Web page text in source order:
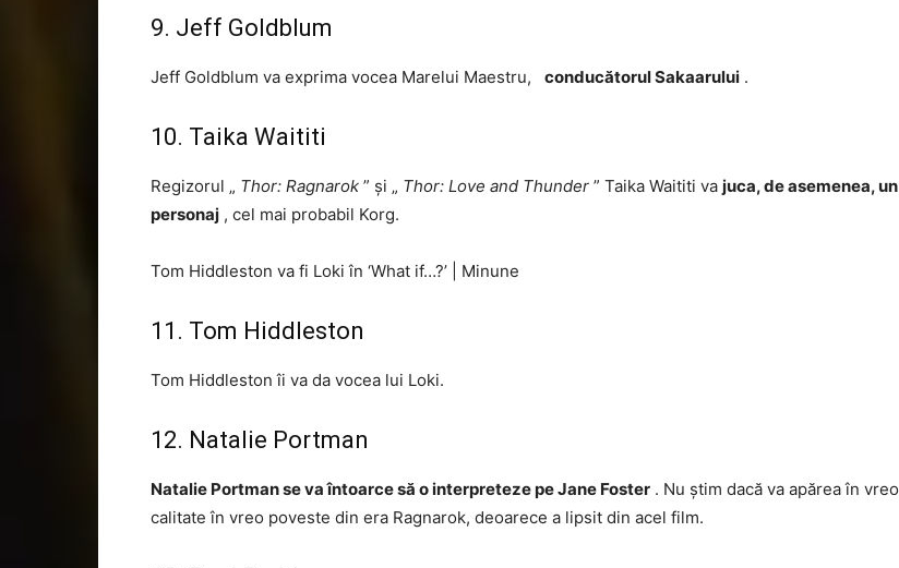
9. Jeff Goldblum
Jeff Goldblum va exprima vocea Marelui Maestru, conducătorul Sakaarului .
10. Taika Waititi
Regizorul „ Thor: Ragnarok ” și „ Thor: Love and Thunder ” Taika Waititi va juca, de asemenea, un
personaj , cel mai probabil Korg.
Tom Hiddleston va fi Loki în ‘What if…?’ Minune
11. Tom Hiddleston
Tom Hiddleston îi va da vocea lui Loki.
12. Natalie Portman
Natalie Portman se va întoarce să o interpreteze pe Jane Foster . Nu știm dacă va apărea în vreo
calitate în vreo poveste din era Ragnarok, deoarece a lipsit din acel film.